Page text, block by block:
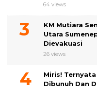
64 views
KM Mutiara
Utara
Dievakuasi
26 views
Miris! Ternyata
Dibunuh Dan